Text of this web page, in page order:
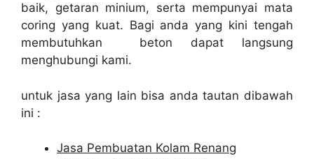
baik, getaran minium, serta mempunyai mata
coring yang kuat. Bagi anda yang kini tengah
membutuhkan beton dapat langsung
menghubungi kami.
untuk jasa yang lain bisa anda tautan dibawah
ini :
Jasa Pembuatan Kolam Renang